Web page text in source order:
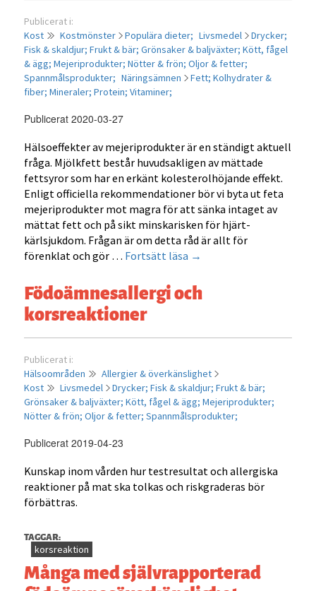
Publicerat i:
Kost
Kostmönster Populära dieter; Livsmedel
Drycker;
Fisk & skaldjur;Frukt & bär;Grönsaker & baljväxter;Kött, fågel
& ägg;Mejeriprodukter;Nötter & frön;Oljor & fetter;
Spannmålsprodukter; Näringsämnen Fett;Kolhydrater &
fiber;Mineraler;Protein;Vitaminer;
Publicerat 2020-03-27
Hälsoeffekter av mejeriprodukter är en ständigt aktuell
fråga. Mjölkfett består huvudsakligen av mättade
fettsyror som har en erkänt kolesterolhöjande effekt.
Enligt officiella rekommendationer bör vi byta ut feta
mejeriprodukter mot magra för att sänka intaget av
mättat fett och på sikt minskarisken för hjärt-
kärlsjukdom. Frågan är om detta råd är allt för
förenklat och gör … Fortsätt läsa Feta
–
avstå
→
Födoämnesallergi och
korsreaktioner
Publicerat i:
Hälsoområden
Allergier & överkänslighet
Kost
Livsmedel Drycker;Fisk & skaldjur;Frukt & bär;
Grönsaker & baljväxter;Kött, fågel & ägg;Mejeriprodukter;
Nötter & frön;Oljor & fetter;Spannmålsprodukter;
Publicerat 2019-04-23
Kunskap inom vården hur testresultat och allergiska
reaktioner på mat ska tolkas och riskgraderas bör
förbättras.
TAGGAR:
korsreaktion
Många med självrapporterad